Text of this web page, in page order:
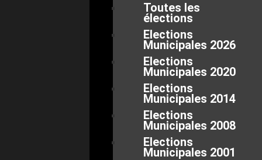
Toutes les
élections
Elections
Municipales 2026
Elections
Municipales 2020
Elections
Municipales 2014
Elections
Municipales 2008
Elections
Municipales 2001